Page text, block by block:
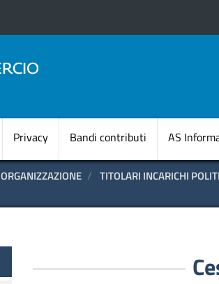
Privacy Bandi contributi AS
ORGANIZZAZIONE
TITOLARI INCARICHI